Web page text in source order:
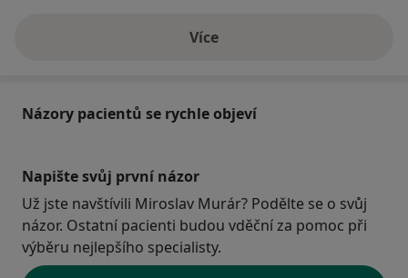
Víceo adrese
Názory pacientů se rychle objeví
Napište svůj první názor
Už jste navštívili Miroslav Murár? Podělte se o svůj
názor. Ostatní pacienti budou vděční za pomoc při
výběru nejlepšího specialisty.